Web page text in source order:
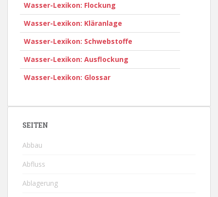
Wasser-Lexikon: Flockung
Wasser-Lexikon: Kläranlage
Wasser-Lexikon: Schwebstoffe
Wasser-Lexikon: Ausflockung
Wasser-Lexikon: Glossar
SEITEN
Abbau
Abfluss
Ablagerung